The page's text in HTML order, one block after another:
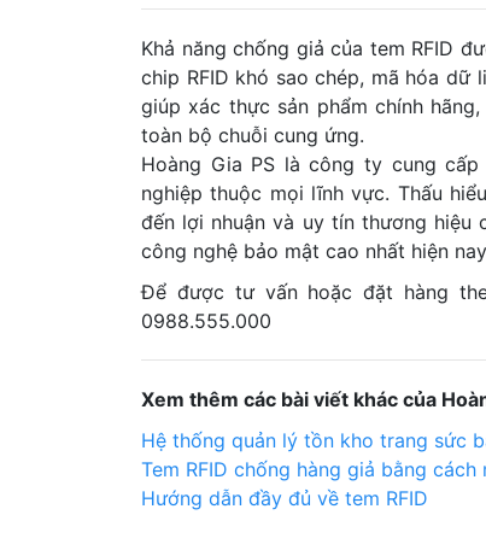
Khả năng chống giả của tem RFID
chip RFID khó sao chép, mã hóa dữ
giúp xác thực sản phẩm chính
toàn bộ chuỗi cung ứng.
Hoàng Gia PS là công ty cung
nghiệp thuộc mọi lĩnh vực. Thấu
đến lợi nhuận và uy tín thương hiệu
công nghệ bảo mật cao nhất hiện
Để được tư vấn hoặc đặt hàng
0988.555.000
Xem thêm các bài viết khác của
Hệ thống quản lý tồn kho trang sức
Tem RFID chống hàng giả bằng cách
Hướng dẫn đầy đủ về tem RFID